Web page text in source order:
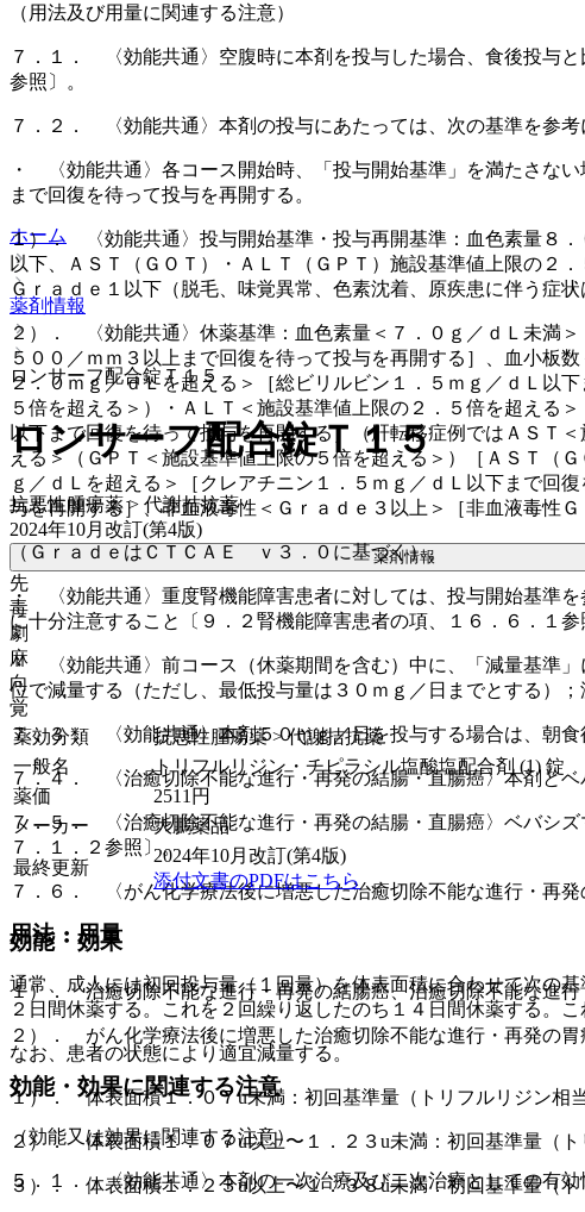
（用法及び用量に関連する注意）
７．１． 〈効能共通〉空腹時に本剤を投与した場合、食後投与
参照〕。
７．２． 〈効能共通〉本剤の投与にあたっては、次の基準を参
・ 〈効能共通〉各コース開始時、「投与開始基準」を満たさな
まで回復を待って投与を再開する。
１）． 〈効能共通〉投与開始基準・投与再開基準：血色素量８
以下、ＡＳＴ（ＧＯＴ）・ＡＬＴ（ＧＰＴ）施設基準値上限の２
Ｇｒａｄｅ１以下（脱毛、味覚異常、色素沈着、原疾患に伴う症状
２）． 〈効能共通〉休薬基準：血色素量＜７．０ｇ／ｄＬ未満
５００／ｍｍ３以上まで回復を待って投与を再開する］、血小板
２．０ｍｇ／ｄＬを超える＞［総ビリルビン１．５ｍｇ／ｄＬ以
５倍を超える＞）・ＡＬＴ＜施設基準値上限の２．５倍を超える
以下まで回復を待って投与を再開する］（肝転移症例ではＡＳＴ
える＞（ＧＰＴ＜施設基準値上限の５倍を超える＞）［ＡＳＴ（
ｇ／ｄＬを超える＞［クレアチニン１．５ｍｇ／ｄＬ以下まで回
与を再開する］、非血液毒性＜Ｇｒａｄｅ３以上＞［非血液毒性
（ＧｒａｄｅはＣＴＣＡＥ ｖ３．０に基づく）。
・ 〈効能共通〉重度腎機能障害患者に対しては、投与開始基準
に十分注意すること〔９．２腎機能障害患者の項、１６．６．１参
・ 〈効能共通〉前コース（休薬期間を含む）中に、「減量基準
位で減量する（ただし、最低投与量は３０ｍｇ／日までとする）
７．３． 〈効能共通〉本剤５０ｍｇ／日を投与する場合は、朝食
７．４． 〈治癒切除不能な進行・再発の結腸・直腸癌〉本剤と
７．５． 〈治癒切除不能な進行・再発の結腸・直腸癌〉ベバシ
７．１．２参照〕。
７．６． 〈がん化学療法後に増悪した治癒切除不能な進行・再
効能・効果
１）． 治癒切除不能な進行・再発の結腸癌、治癒切除不能な進行
２）． がん化学療法後に増悪した治癒切除不能な進行・再発の胃
効能・効果に関連する注意
（効能又は効果に関連する注意）
５．１． 〈効能共通〉本剤の一次治療及び二次治療としての有
ホーム
薬剤情報
ロンサーフ配合錠Ｔ１５
ロンサーフ配合錠Ｔ１５
抗悪性腫瘍薬 > 代謝拮抗薬
2024年10月改訂(第4版)
薬剤情報
先
毒
劇
麻
向
覚
薬効分類
抗悪性腫瘍薬 > 代謝拮抗薬
一般名
トリフルリジン・チピラシル塩酸塩配合剤 (1) 錠
薬価
2511 円
メーカー
大鵬薬品
最終更新
2024年10月改訂(第4版)
添付文書のPDFはこちら
用法・用量
通常、成人には初回投与量（１回量）を体表面積に合わせて次の
２日間休薬する。これを２回繰り返したのち１４日間休薬する。
なお、患者の状態により適宜減量する。
１）． 体表面積１．０７u未満：初回基準量（トリフルリジン相
２）． 体表面積１．０７u以上〜１．２３u未満：初回基準量（
３）． 体表面積１．２３u以上〜１．３８u未満：初回基準量（